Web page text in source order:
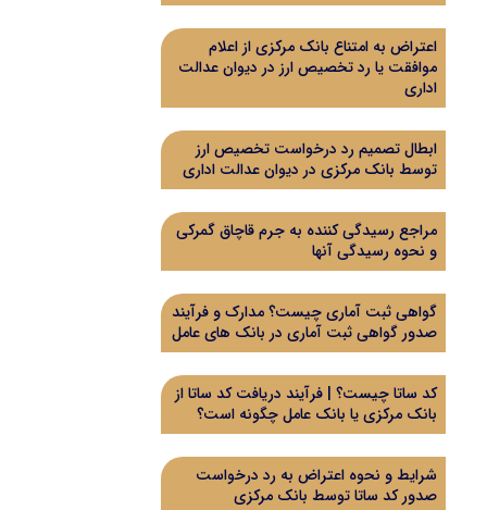
اعتراض به امتناع بانک مرکزی از اعلام
موافقت یا رد تخصیص ارز در دیوان عدالت
اداری
ابطال تصمیم رد درخواست تخصیص ارز
توسط بانک مرکزی در دیوان عدالت اداری
مراجع رسیدگی کننده به جرم قاچاق گمرکی
و نحوه رسیدگی آنها
گواهی ثبت آماری چیست؟ مدارک و فرآیند
صدور گواهی ثبت آماری در بانک های عامل
کد ساتا چیست؟ | فرآیند دریافت کد ساتا از
بانک مرکزی یا بانک عامل چگونه است؟
شرایط و نحوه اعتراض به رد درخواست
صدور کد ساتا توسط بانک مرکزی